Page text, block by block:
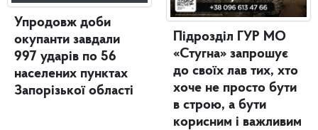
Упродовж доби
окупанти завдали
997 ударів по 56
населених пунктах
Запорізької області
Підрозділ ГУР МО
«Стугна» запрошує
до своїх лав тих, хто
хоче не просто бути
в строю, а бути
корисним і важливим